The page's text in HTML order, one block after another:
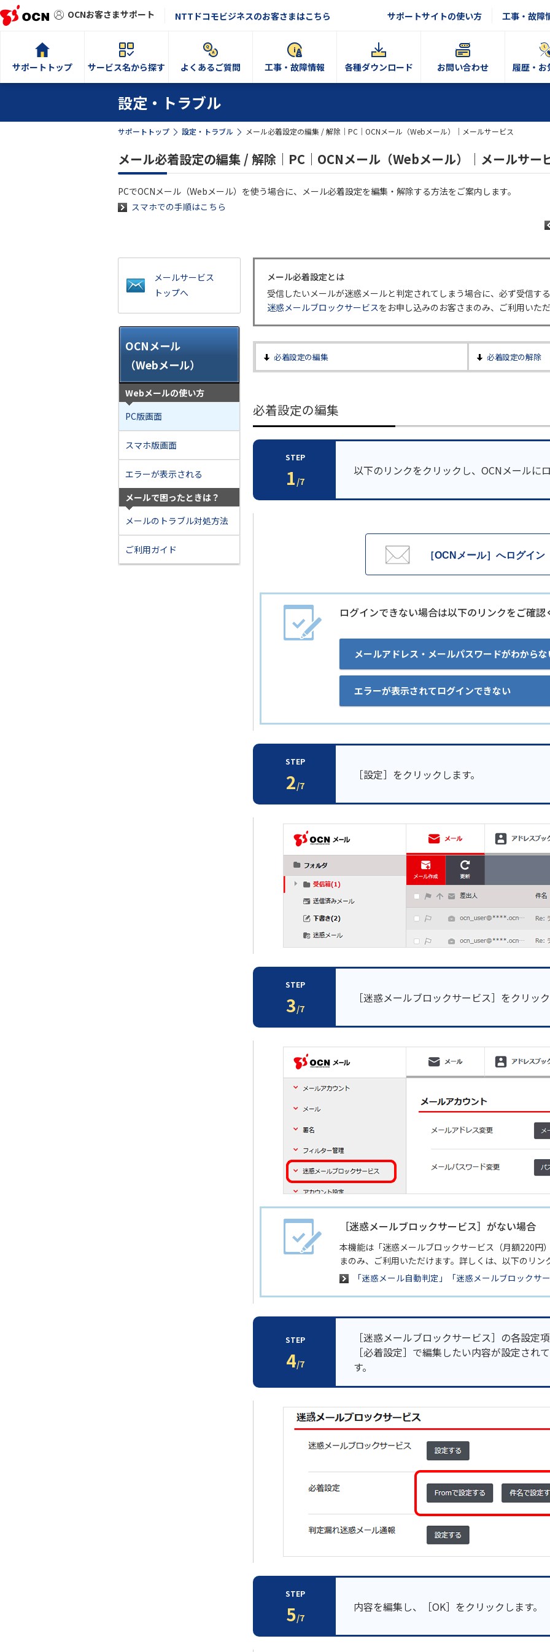
OCNお客さまサポート NTTドコモビジネスのお客さまはこちら サポートサイトの使い方 工事・故障
サポートトップ サービス名から探す よくあるご質問 工事・故障情報 各種ダウンロード お問い合わせ 履歴・お
設定・トラブル
サポートトップ 設定・トラブル メール必着設定の編集 / 解除｜PC｜OCNメール（Webメール）｜メールサービス
メール必着設定の編集 / 解除｜PC｜OCNメール（Webメール）｜メールサー
PCでOCNメール（Webメール）を使う場合に、メール必着設定を編集・解除する方法をご案内します。
スマホでの手順はこちら
メールサービス
トップへ
OCNメール
（Webメール）
Webメールの使い方
PC版画面
スマホ版画面
エラーが表示される
メールで困ったときは？
メールのトラブル対処方法
ご利用ガイド
メール必着設定とは
受信したいメールが迷惑メールと判定されてしまう場合に、必ず受信す
迷惑メールブロックサービスをお申し込みのお客さまのみ、ご利用いた
必着設定の編集 必着設定の解除
必着設定の編集
STEP
1 /7
以下のリンクをクリックし、OCNメールに
［OCNメール］へログイン
ログインできない場合は以下のリンクをご確認
メールアドレス・メールパスワードがわからな
エラーが表示されてログインできない
STEP
2/7
［設定］をクリックします。
STEP
3/7
［迷惑メールブロックサービス］をクリッ
［迷惑メールブロックサービス］がない場合
本機能は「迷惑メールブロックサービス（月額220円
まのみ、ご利用いただけます。詳しくは、以下のリン
「迷惑メール自動判定」「迷惑メールブロックサ
STEP
4/7
［迷惑メールブロックサービス］の各設定
［必着設定］で編集したい内容が設定され
す。
STEP
5/7
内容を編集し、［OK］をクリックします。